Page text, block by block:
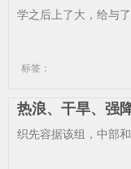
学之后上了大，给与
标签：
热浪、干旱、强
织先容据该组，中部